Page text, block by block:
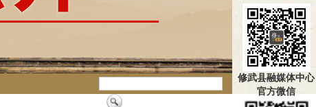
修武县融媒体中心
官方微信